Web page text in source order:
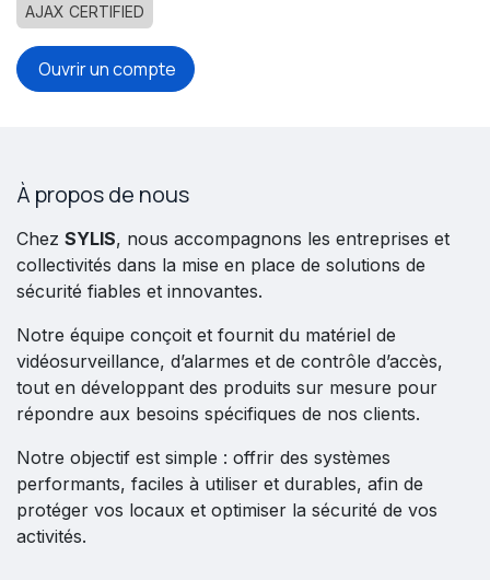
AJAX CERTIFIED
Ouvrir un compte
À propos de nous
Chez SYLIS, nous accompagnons les entreprises et
collectivités dans la mise en place de solutions de
sécurité fiables et innovantes.
Notre équipe conçoit et fournit du matériel de
vidéosurveillance, d’alarmes et de contrôle d’accès,
tout en développant des produits sur mesure pour
répondre aux besoins spécifiques de nos clients.
Notre objectif est simple : offrir des systèmes
performants, faciles à utiliser et durables, afin de
protéger vos locaux et optimiser la sécurité de vos
activités.